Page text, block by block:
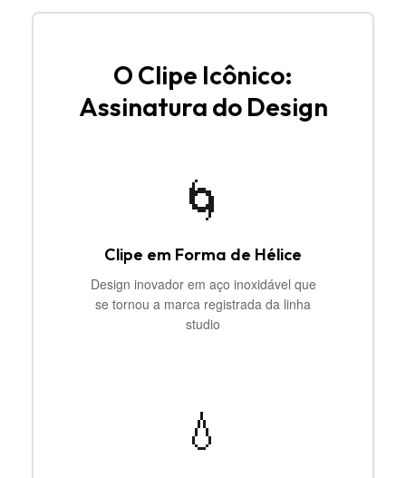
O Clipe Icônico:
Assinatura do Design
🌀
Clipe em Forma de Hélice
Design inovador em aço inoxidável que
se tornou a marca registrada da linha
studio
💧